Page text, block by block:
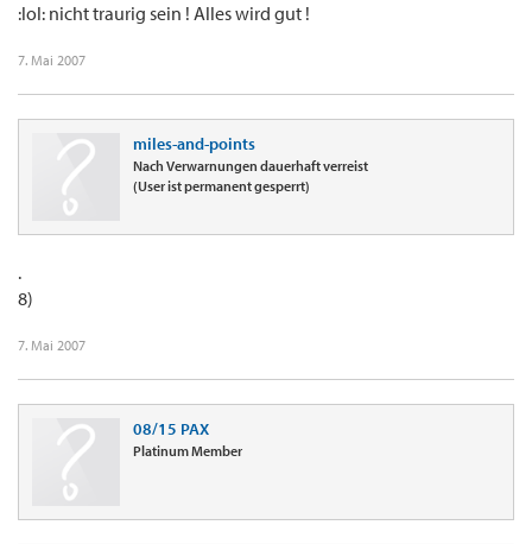
:lol: nicht traurig sein ! Alles wird gut !
7. Mai 2007
miles-and-points
Nach Verwarnungen dauerhaft verreist
(User ist permanent gesperrt)
.
8)
7. Mai 2007
08/15 PAX
Platinum Member